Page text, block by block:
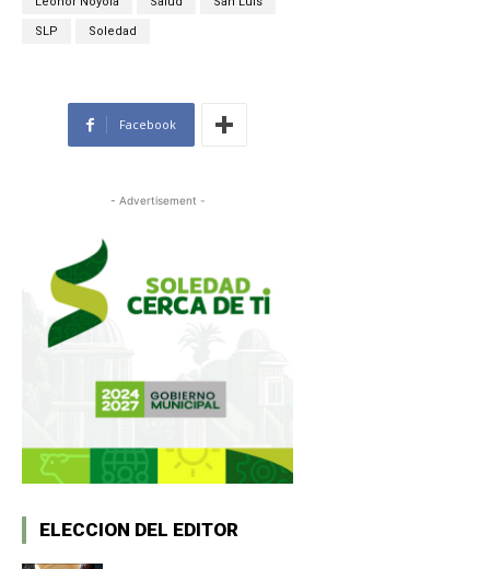
SLP Soledad
Facebook
- Advertisement -
ELECCION DEL EDITOR